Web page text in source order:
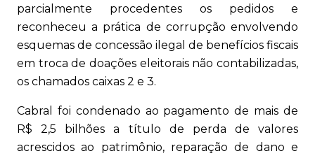
parcialmente procedentes os pedidos e
reconheceu a prática de corrupção envolvendo
esquemas de concessão ilegal de benefícios fiscais
em troca de doações eleitorais não contabilizadas,
os chamados caixas 2 e 3.
Cabral foi condenado ao pagamento de mais de
R$ 2,5 bilhões a título de perda de valores
acrescidos ao patrimônio, reparação de dano e